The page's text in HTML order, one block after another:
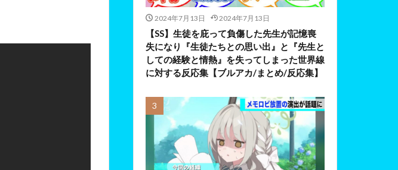
2024年7月13日 2024年7月13日
【SS】生徒を庇って負傷した先生が記憶喪
失になり『生徒たちとの思い出』と『先生と
しての経験と情熱』を失ってしまった世界線
に対する反応集【ブルアカ/まとめ/反応集】